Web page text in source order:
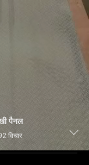
पैनल
विचार